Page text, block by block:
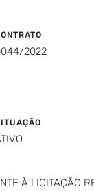
2022
À LICITAÇÃO